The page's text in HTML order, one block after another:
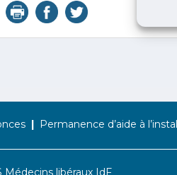
Permanence d’aide à
Médecins libéraux IdF